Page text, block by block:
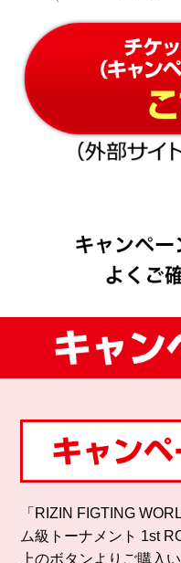
「RIZIN FIGTING
ム級トーナメント 1st
上のボタンよりご購入